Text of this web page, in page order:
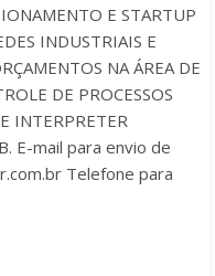
E STARTUP
INDUSTRIAIS E
NA ÁREA DE
DE PROCESSOS
INTERPRETER
E-mail para envio de
Telefone para